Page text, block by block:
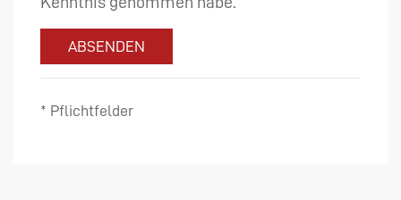
ABSENDEN
* Pflichtfelder